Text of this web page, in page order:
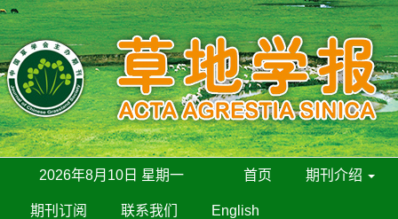
2026年8月10日 星期一 首页 期刊介绍
期刊订阅 联系我们 English